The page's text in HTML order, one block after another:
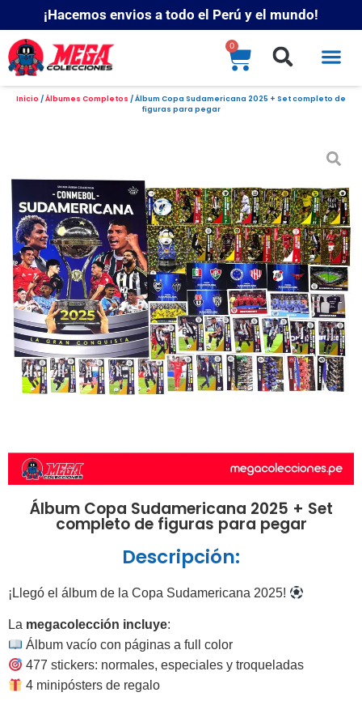
¡Hacemos envios a todo el Perú y el mundo!
0
Inicio /Álbumes Completos / Álbum Copa Sudamericana 2025 + Set completo de
figuras para pegar
Álbum Copa Sudamericana 2025 + Set
completo de figuras para pegar
Descripción:
¡Llegó el álbum de la Copa Sudamericana 2025!
La megacolección incluye:
Álbum vacío con páginas a full color
477 stickers: normales, especiales y troqueladas
4 minipósters de regalo